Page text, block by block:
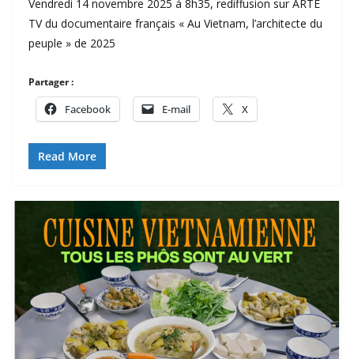
Vendredi 14 novembre 2025 à 8h35, rediffusion sur ARTE
TV du documentaire français « Au Vietnam, l’architecte du
peuple » de 2025
Partager :
Facebook E-mail X
Read More